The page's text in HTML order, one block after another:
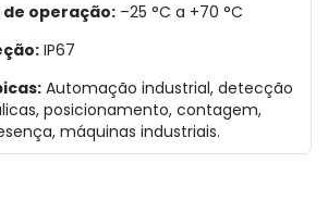
operação: –25 °C a +70 °C
IP67
Automação industrial, detecção
posicionamento, contagem,
máquinas industriais.